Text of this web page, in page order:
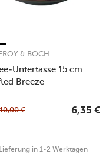
Untertasse 15 cm
Breeze
& BOCH
Lieferung in 1-2 Werktagen
10,00 € 6,35 €